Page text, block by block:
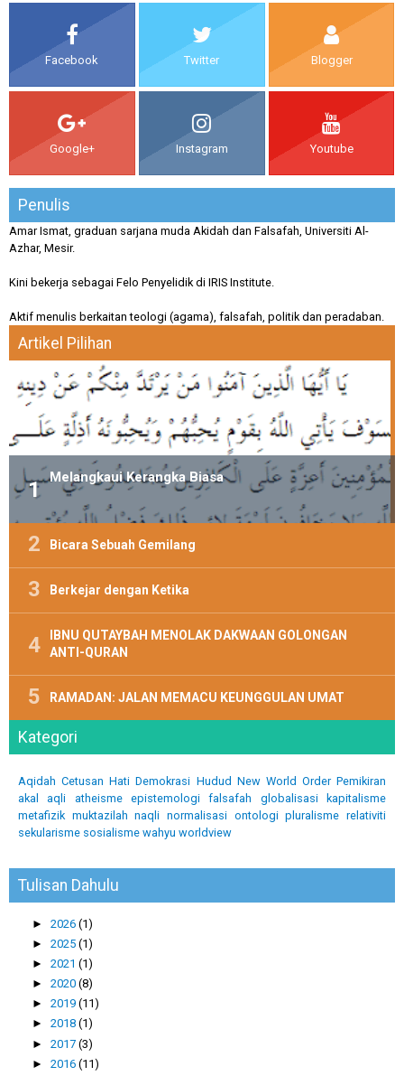
Facebook Twitter Blogger
Google+ Instagram Youtube
Penulis
Amar Ismat, graduan sarjana muda Akidah dan Falsafah, Universiti Al-
Azhar, Mesir.
Kini bekerja sebagai Felo Penyelidik di IRIS Institute.
Aktif menulis berkaitan teologi (agama), falsafah, politik dan peradaban.
Artikel Pilihan
Melangkaui Kerangka Biasa
Bicara Sebuah Gemilang
Berkejar dengan Ketika
IBNU QUTAYBAH MENOLAK DAKWAAN GOLONGAN
ANTI-QURAN
RAMADAN: JALAN MEMACU KEUNGGULAN UMAT
Kategori
Aqidah Cetusan Hati Demokrasi Hudud New World Order Pemikiran
akal
aqli atheisme epistemologi falsafah globalisasi
kapitalisme
metafizik muktazilah naqli normalisasi ontologi pluralisme relativiti
sekularisme sosialisme wahyu worldview
Tulisan Dahulu
► 2026 (1)
► 2025 (1)
► 2021 (1)
► 2020 (8)
► 2019 (11)
► 2018 (1)
► 2017 (3)
► 2016 (11)